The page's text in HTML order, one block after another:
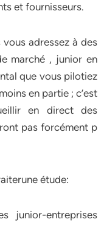
et fournisseurs.
adressez à des
marché , junior en
que vous pilotiez
en partie ; c’est
en direct des
pas forcément p
étude:
junior-entreprises